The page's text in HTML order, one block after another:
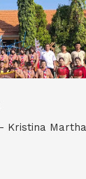
Kristina Martha